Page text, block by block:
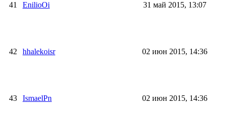
41 EnilioOi 31 май 2015, 13:07
42 hhalekoisr 02 июн 2015, 14:36
43 IsmaelPn 02 июн 2015, 14:36